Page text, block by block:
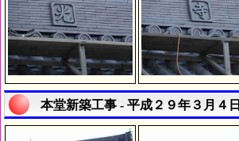
本堂新築工事 - 平成２９年３月４日